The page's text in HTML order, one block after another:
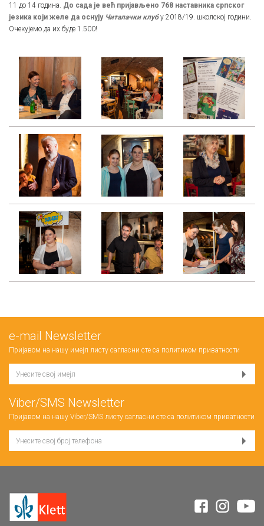
11 до 14 година. До сада је већ пријављено 768 наставника српског
језика који желе да оснују Читалачки клубу 2018/19. школској години.
Очекујемо да их буде 1.500!
е-mail Newsletter
Пријавом на нашу имејл листу сагласни сте са политиком приватности
Viber/SMS Newsletter
Пријавом на нашу Viber/SMS листу сагласни сте са политиком приватности